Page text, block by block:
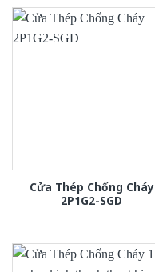
Cửa Thép Chống Cháy
2P1G2-SGD